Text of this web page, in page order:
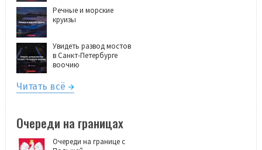
Речные и морские
круизы
Увидеть развод мостов
в Санкт-Петербурге
воочию
Читать всё
Очереди на границах
Очереди на границе с